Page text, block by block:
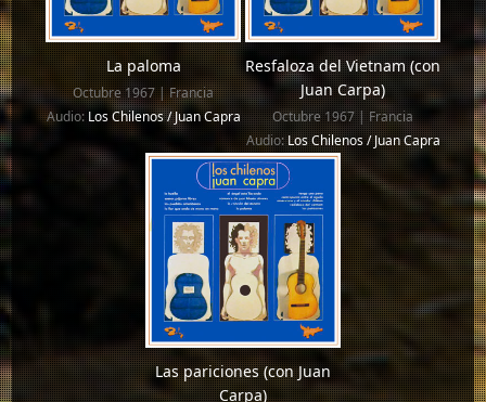
La paloma
Octubre 1967 | Francia
Audio: Los Chilenos / Juan Capra
Resfaloza del Vietnam (con
Juan Carpa)
Octubre 1967 | Francia
Audio:Los Chilenos / Juan Capra
Las pariciones (con Juan
Carpa)